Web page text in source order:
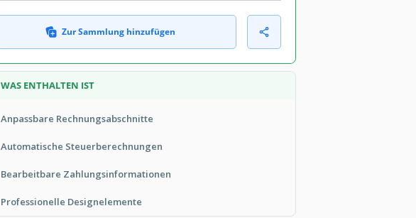
Zur Sammlung hinzufügen
WAS ENTHALTEN IST
Anpassbare Rechnungsabschnitte
Automatische Steuerberechnungen
Bearbeitbare Zahlungsinformationen
Professionelle Designelemente